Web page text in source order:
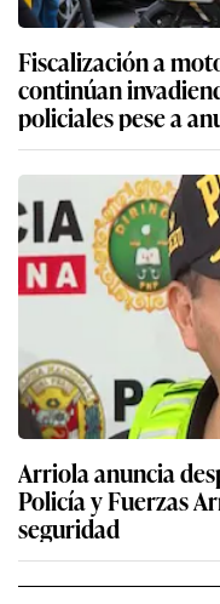
Fiscalización a
continúan
policiales pese a
Arriola anuncia
Policía y Fuerzas
seguridad